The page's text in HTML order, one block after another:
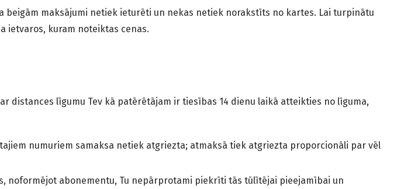
beigām maksājumi netiek ieturēti un nekas netiek norakstīts no kartes. Lai turpinātu
ietvaros, kuram noteiktas cenas.
līgumu Tev kā patērētājam ir tiesības 14 dienu laikā atteikties no līguma,
numuriem samaksa netiek atgriezta; atmaksā tiek atgriezta proporcionāli par vēl
noformējot abonementu, Tu nepārprotami piekrīti tās tūlītējai pieejamībai un